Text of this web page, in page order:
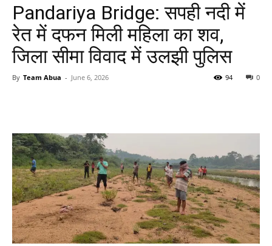
Pandariya Bridge: सपही नदी में
रेत में दफन मिली महिला का शव,
जिला सीमा विवाद में उलझी पुलिस
By Team Abua - June 6, 2026 0
94